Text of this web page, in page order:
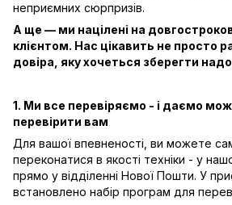
неприємних сюрпризів.
А ще — ми націлені на
клієнтом. Нас цікавить не просто
довіра, яку хочеться зберегти
1. Ми все перевіряємо - і даємо
перевірити вам
Для вашої впевненості, ви можете
переконатися в якості техніки - у
прямо у відділенні Нової Пошти. У
встановлено набір програм для